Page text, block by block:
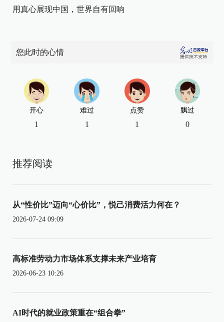
用真心展现中国，世界自有回响
您此时的心情
开心
1
难过
1
点赞
1
飘过
0
推荐阅读
从“性价比”迈向“心价比”，悦己消费活力何在？
2026-07-24 09:09
高标准劳动力市场体系支撑未来产业培育
2026-06-23 10:26
AI时代的就业政策重在“组合拳”